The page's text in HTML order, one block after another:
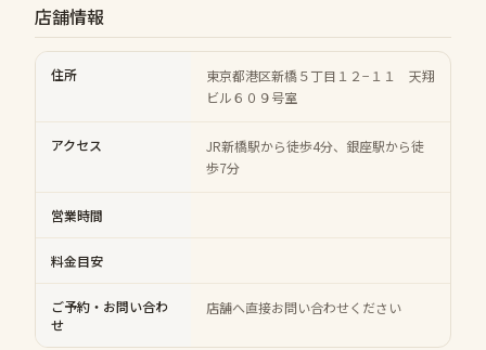
店舗情報
住所
東京都港区新橋５丁目１２−１１ 天翔
ビル６０９号室
アクセス
JR新橋駅から徒歩4分、銀座駅から徒
歩7分
営業時間
料金目安
ご予約・お問い合わ
せ
店舗へ直接お問い合わせください